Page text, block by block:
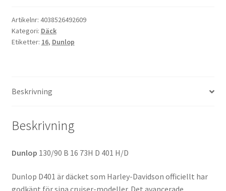
73H
TL
D
mängd
Artikelnr: 4038526492609
Kategori: Däck
Etiketter: 16, Dunlop
Beskrivning
Beskrivning
Dunlop 130/90 B 16 73H D 401 H/D
Dunlop D401 är däcket som Harley-Davidson officiellt har